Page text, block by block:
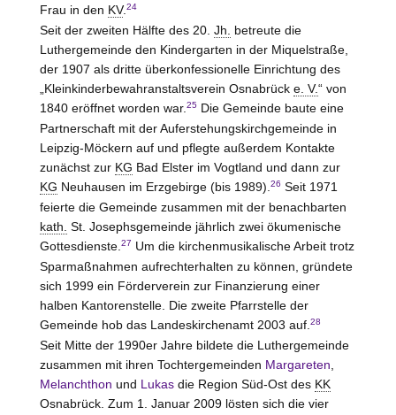
Frau in den KV.24
Seit der zweiten Hälfte des 20. Jh. betreute die
Luthergemeinde den Kindergarten in der Miquelstraße,
der 1907 als dritte überkonfessionelle Einrichtung des
„Kleinkinderbewahranstaltsverein Osnabrück e. V.“ von
1840 eröffnet worden war.25Die Gemeinde baute eine
Partnerschaft mit der Auferstehungskirchgemeinde in
Leipzig-Möckern auf und pflegte außerdem Kontakte
zunächst zur KG Bad Elster im Vogtland und dann zur
KG Neuhausen im Erzgebirge (bis 1989).26 Seit 1971
feierte die Gemeinde zusammen mit der benachbarten
kath. St. Josephsgemeinde jährlich zwei ökumenische
Gottesdienste.27 Um die kirchenmusikalische Arbeit trotz
Sparmaßnahmen aufrechterhalten zu können, gründete
sich 1999 ein Förderverein zur Finanzierung einer
halben Kantorenstelle. Die zweite Pfarrstelle der
Gemeinde hob das Landeskirchenamt 2003 auf.28
Seit Mitte der 1990er Jahre bildete die Luthergemeinde
zusammen mit ihren Tochtergemeinden Margareten,
Melanchthon und Lukasdie Region Süd-Ost des KK
Osnabrück. Zum 1. Januar 2009 lösten sich die vier